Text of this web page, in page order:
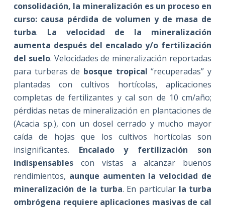
consolidación, la mineralización es un proceso en
curso: causa pérdida de volumen y de masa de
turba. La velocidad de la mineralización
aumenta después del encalado y/o fertilización
del suelo. Velocidades de mineralización reportadas
para turberas de bosque tropical “recuperadas” y
plantadas con cultivos hortícolas, aplicaciones
completas de fertilizantes y cal son de 10 cm/año;
pérdidas netas de mineralización en plantaciones de
(Acacia sp.), con un dosel cerrado y mucho mayor
caída de hojas que los cultivos hortícolas son
insignificantes. Encalado y fertilización son
indispensablescon vistas a alcanzar buenos
rendimientos, aunque aumenten la velocidad de
mineralización de la turba. En particular la turba
ombrógena requiere aplicaciones masivas de cal